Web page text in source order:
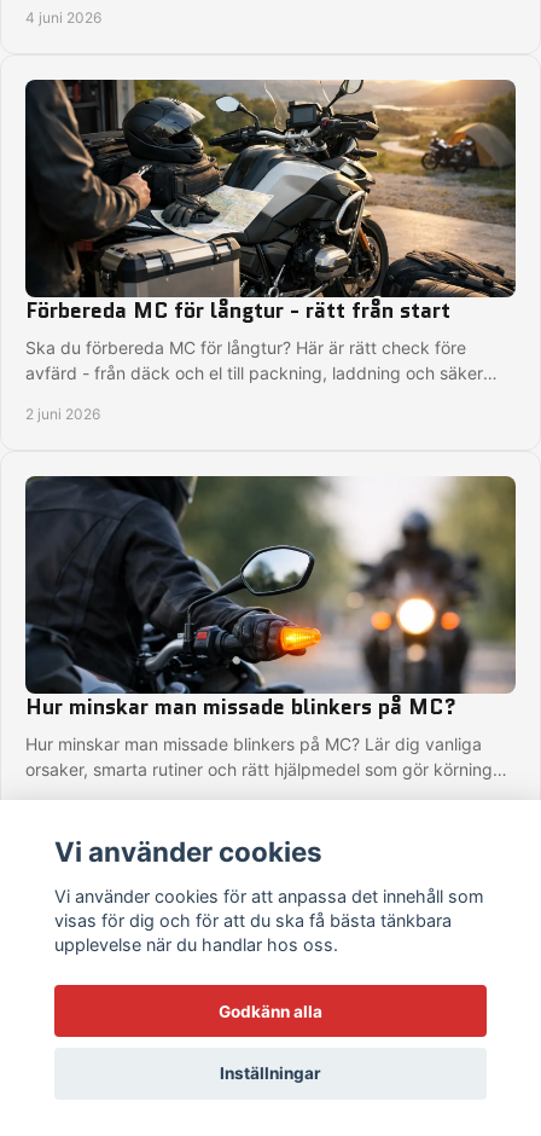
4 juni 2026
Förbereda MC för långtur - rätt från start
Ska du förbereda MC för långtur? Här är rätt check före
avfärd - från däck och el till packning, laddning och säker
2 juni 2026
Hur minskar man missade blinkers på MC?
Hur minskar man missade blinkers på MC? Lär dig vanliga
orsaker, smarta rutiner och rätt hjälpmedel som gör körningen
Vi använder cookies
Vi använder cookies för att anpassa det innehåll som
visas för dig och för att du ska få bästa tänkbara
upplevelse när du handlar hos oss.
Godkänn alla
Inställningar